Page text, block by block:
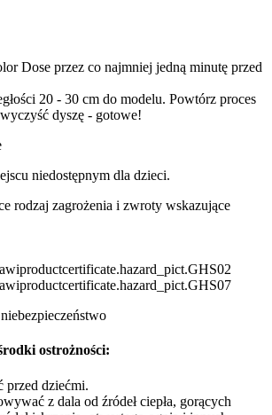
Dose przez co najmniej jedną minutę przed
20 - 30 cm do modelu. Powtórz proces
dyszę - gotowe!
niedostępnym dla dzieci.
rodzaj zagrożenia i zwroty wskazujące
ostrożności:
przed dziećmi.
z dala od źródeł ciepła, gorących